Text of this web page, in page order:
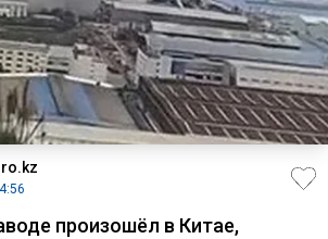
произошёл в Китае,